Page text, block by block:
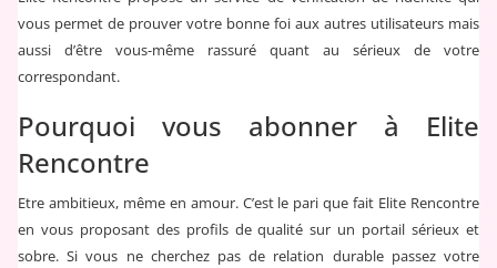
vous permet de prouver votre bonne foi aux autres utilisateurs mais
aussi d’être vous-même rassuré quant au sérieux de votre
correspondant.
Pourquoi vous abonner à Elite
Rencontre
Etre ambitieux, même en amour. C’est le pari que fait Elite Rencontre
en vous proposant des profils de qualité sur un portail sérieux et
sobre. Si vous ne cherchez pas de relation durable passez votre